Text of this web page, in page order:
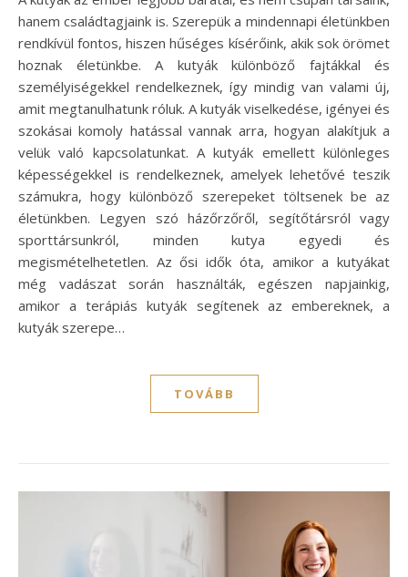
hanem családtagjaink is. Szerepük a mindennapi életünkben
rendkívül fontos, hiszen hűséges kísérőink, akik sok örömet
hoznak életünkbe. A kutyák különböző fajtákkal és
személyiségekkel rendelkeznek, így mindig van valami új,
amit megtanulhatunk róluk. A kutyák viselkedése, igényei és
szokásai komoly hatással vannak arra, hogyan alakítjuk a
velük való kapcsolatunkat. A kutyák emellett különleges
képességekkel is rendelkeznek, amelyek lehetővé teszik
számukra, hogy különböző szerepeket töltsenek be az
életünkben. Legyen szó házőrzőről, segítőtársról vagy
sporttársunkról, minden kutya egyedi és
megismételhetetlen. Az ősi idők óta, amikor a kutyákat
még vadászat során használták, egészen napjainkig,
amikor a terápiás kutyák segítenek az embereknek, a
kutyák szerepe…
TOVÁBB